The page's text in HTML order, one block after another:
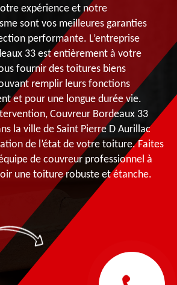
expérience et notre
sont vos meilleures garanties
performante. L’entreprise
33 est entièrement à votre
fournir des toitures biens
remplir leurs fonctions
et pour une longue durée vie.
Couvreur Bordeaux 33
la ville de Saint Pierre D Aurillac
de l’état de votre toiture. Faites
de couvreur professionnel à
une toiture robuste et étanche.